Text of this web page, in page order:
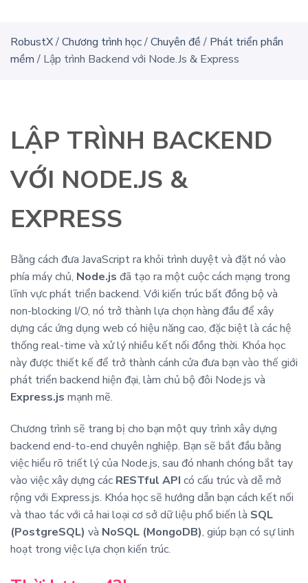
RobustX/Chương trình học/Chuyên đề/ Phát triển phần
mềm/ Lập trình Backend với Node.Js & Express
LẬP TRÌNH BACKEND
VỚI NODE.JS &
EXPRESS
Bằng cách đưa JavaScript ra khỏi trình duyệt và đặt nó vào
phía máy chủ, Node.js đã tạo ra một cuộc cách mạng trong
lĩnh vực phát triển backend. Với kiến trúc bất đồng bộ và
non-blocking I/O, nó trở thành lựa chọn hàng đầu để xây
dựng các ứng dụng web có hiệu năng cao, đặc biệt là các hệ
thống real-time và xử lý nhiều kết nối đồng thời. Khóa học
này được thiết kế để trở thành cánh cửa đưa bạn vào thế giới
phát triển backend hiện đại, làm chủ bộ đôi Node.js và
Express.js mạnh mẽ.
Chương trình sẽ trang bị cho bạn một quy trình xây dựng
backend end-to-end chuyên nghiệp. Bạn sẽ bắt đầu bằng
việc hiểu rõ triết lý của Node.js, sau đó nhanh chóng bắt tay
vào việc xây dựng các RESTful API có cấu trúc và dễ mở
rộng với Express.js. Khóa học sẽ hướng dẫn bạn cách kết nối
và thao tác với cả hai loại cơ sở dữ liệu phổ biến là SQL
(PostgreSQL) và NoSQL (MongoDB), giúp bạn có sự linh
hoạt trong việc lựa chọn kiến trúc.